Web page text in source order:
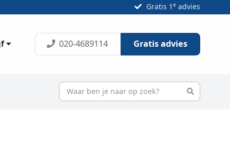
Gratis 1 eadvies
020-4689114 Gratis advies